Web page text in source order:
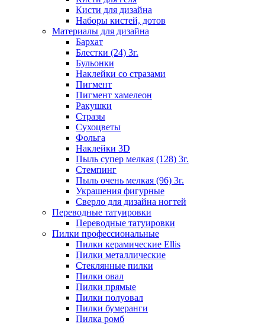
Кисти для дизайна
Наборы кистей, дотов
Материалы для дизайна
Бархат
Блестки (24) 3г.
Бульонки
Наклейки со стразами
Пигмент
Пигмент хамелеон
Ракушки
Стразы
Сухоцветы
Фольга
Наклейки 3D
Пыль супер мелкая (128) 3г.
Стемпинг
Пыль очень мелкая (96) 3г.
Украшения фигурные
Сверло для дизайна ногтей
Переводные татуировки
Переводные татуировки
Пилки профессиональные
Пилки керамические Ellis
Пилки металлические
Стеклянные пилки
Пилки овал
Пилки прямые
Пилки полуовал
Пилки бумеранги
Пилка ромб